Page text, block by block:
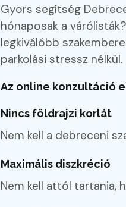
Gyors segítség
hónaposak a
legkiválóbb
parkolási stressz nélkül.
Az online konzultáció
Nincs földrajzi korlát
Nem kell a debreceni
Maximális diszkréció
Nem kell attól tartania,